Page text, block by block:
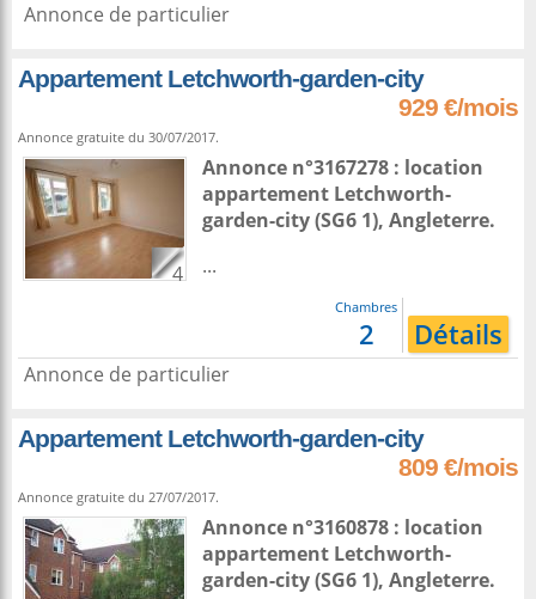
Annonce de particulier
Appartement Letchworth-garden-city
929 €/mois
Annonce gratuite du 30/07/2017.
4
Annonce n°3167278 : location
appartement Letchworth-
garden-city(SG6 1), Angleterre.
...
Chambres
2 Détails
Annonce de particulier
Appartement Letchworth-garden-city
809 €/mois
Annonce gratuite du 27/07/2017.
Annonce n°3160878 : location
appartement Letchworth-
garden-city(SG6 1), Angleterre.